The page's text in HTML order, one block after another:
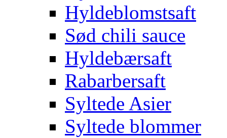
Hyldeblomstsaft
Sød chili sauce
Hyldebærsaft
Rabarbersaft
Syltede Asier
Syltede blommer